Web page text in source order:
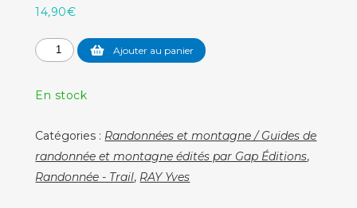
14,90€
quantité
Randonner
Chartreuse
-
3ème
Ajouter au panier
En stock
Catégories : Randonnées et montagne / Guides de
randonnée et montagne édités par Gap Éditions,
Randonnée - Trail, RAY Yves